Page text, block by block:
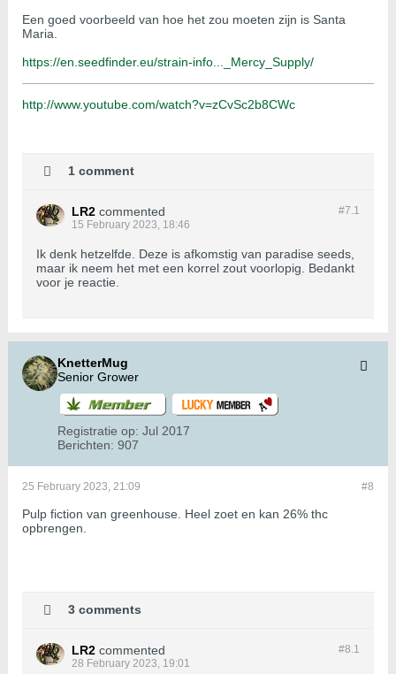
Een goed voorbeeld van hoe het zou moeten zijn is Santa
Maria.
https://en.seedfinder.eu/strain-info..._Mercy_Supply/
http://www.youtube.com/watch?v=zCvSc2b8CWc
1 comment
#7.1
LR2 commented
15 February 2023, 18:46
Ik denk hetzelfde. Deze is afkomstig van paradise seeds,
maar ik neem het met een korrel zout voorlopig. Bedankt
voor je reactie.
KnetterMug
Senior Grower
Registratie op: Jul 2017
Berichten: 907
#8
25 February 2023, 21:09
Pulp fiction van greenhouse. Heel zoet en kan 26% thc
opbrengen.
3 comments
#8.1
LR2 commented
28 February 2023, 19:01